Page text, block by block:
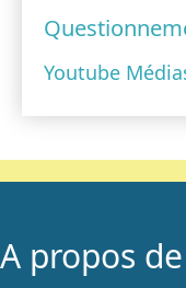
Youtube
A propos